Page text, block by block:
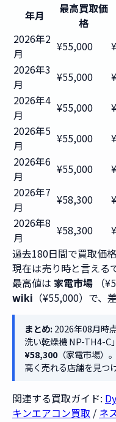
年月
最高買取価
格
2026年2
月
¥55,000
2026年3
月
¥55,000
2026年4
月
¥55,000
2026年5
月
¥55,000
2026年6
月
¥55,000
2026年7
月
¥58,300
2026年8
月
¥58,300
過去180日間で買取価
現在は売り時と言える
最高値は 家電市場 （
wiki （¥55,000）で、
まとめ:2026年08月時
洗い乾燥機 NP-TH4-C
¥58,300（家電市場）
高く売れる店舗を見つ
関連する買取ガイド:
キンエアコン買取 / ネ